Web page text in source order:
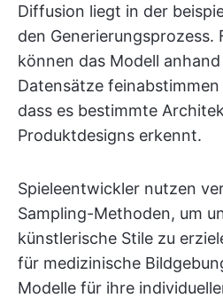
Diffusion liegt in der
den Generierungsprozess.
können das Modell
Datensätze
dass es bestimmte
Produktdesigns erkennt.
Spieleentwickler nutzen
Sampling-Methoden, um
künstlerische Stile zu
für medizinische
Modelle für ihre